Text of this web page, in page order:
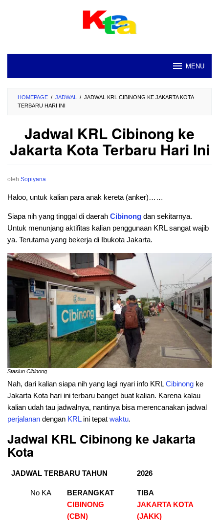
MENU
HOMEPAGE / JADWAL / JADWAL KRL CIBINONG KE JAKARTA KOTA
TERBARU HARI INI
Jadwal KRL Cibinong ke
Jakarta Kota Terbaru Hari Ini
oleh Sopiyana
Haloo, untuk kalian para anak kereta (anker)……
Siapa nih yang tinggal di daerah Cibinong dan sekitarnya.
Untuk menunjang aktifitas kalian penggunaan KRL sangat wajib
ya. Terutama yang bekerja di Ibukota Jakarta.
Stasiun Cibinong
Nah, dari kalian siapa nih yang lagi nyari info KRLCibinong ke
Jakarta Kota hari ini terbaru banget buat kalian. Karena kalau
kalian udah tau jadwalnya, nantinya bisa merencanakan jadwal
perjalanan dengan KRLini tepat waktu.
Jadwal KRL Cibinong ke Jakarta
Kota
JADWAL TERBARU TAHUN 2026
No KA
BERANGKAT
CIBINONG
(CBN)
TIBA
JAKARTA KOTA
(JAKK)